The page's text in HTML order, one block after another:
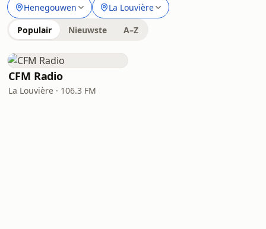
Henegouwen La Louvière
Populair Nieuwste A–Z
CFM Radio
La Louvière · 106.3 FM